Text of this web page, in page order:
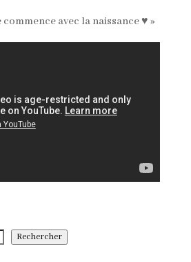
avec la naissance ♥ »
Rechercher